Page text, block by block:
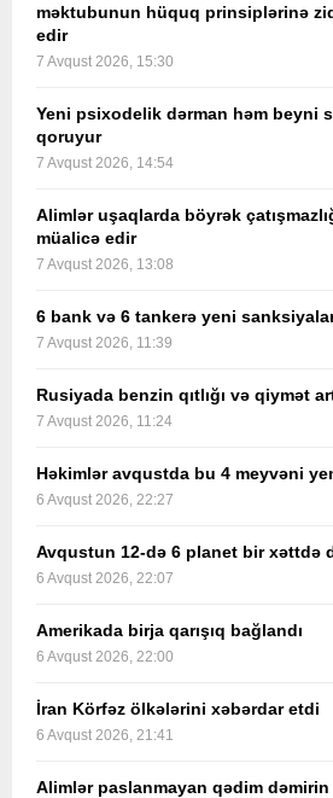
məktubunun hüquq prinsiplərinə
edir
7 Avqust 2026, 15:30
Yeni psixodelik dərman həm beyni
qoruyur
7 Avqust 2026, 14:54
Alimlər uşaqlarda böyrək
müalicə edir
7 Avqust 2026, 13:08
6 bank və 6 tankerə yeni
7 Avqust 2026, 11:39
Rusiyada benzin qıtlığı və qiymət
7 Avqust 2026, 11:24
Həkimlər avqustda bu 4 meyvəni
6 Avqust 2026, 22:27
Avqustun 12-də 6 planet bir xəttdə
6 Avqust 2026, 22:07
Amerikada birja qarışıq bağlandı
6 Avqust 2026, 22:00
İran Körfəz ölkələrini xəbərdar etdi
6 Avqust 2026, 21:41
Alimlər paslanmayan qədim dəmirin